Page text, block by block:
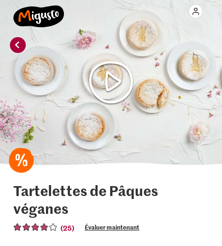
Tartelettes de Pâques
véganes
(25) Évaluer maintenant